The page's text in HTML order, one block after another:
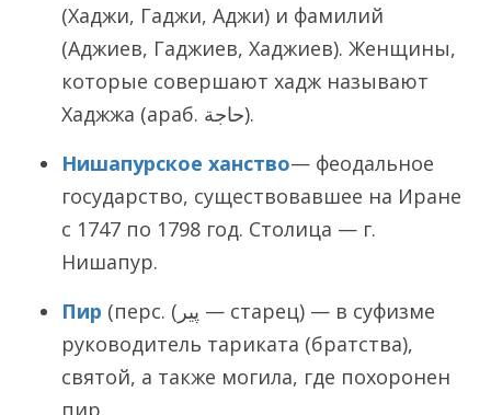
(Хаджи, Гаджи, Аджи) и фамилий
(Аджиев, Гаджиев, Хаджиев). Женщины,
которые совершают хадж называют
Хаджжа (араб. حاجة‎).
Нишапурское ханство— феодальное
государство, существовавшее на Иране
с 1747 по 1798 год. Столица — г.
Нишапур.
Пир (перс. (پیر‎ — старец) — в суфизме
руководитель тариката (братства),
святой, а также могила, где похоронен
пир.